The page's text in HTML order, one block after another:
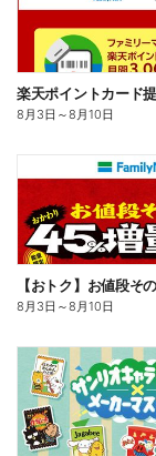
8月3日 ～8月10日
8月3日 ～8月10日